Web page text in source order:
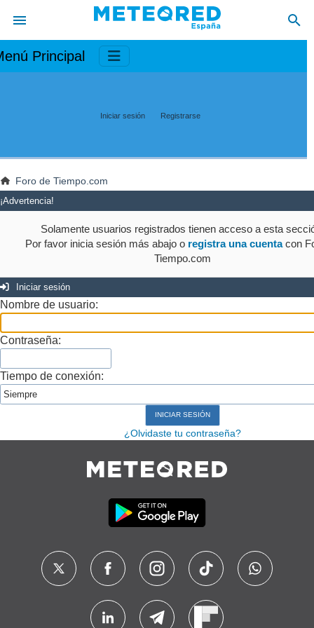
Principal
Iniciar sesión Registrarse
Foro de Tiempo.com
¡Advertencia!
Solamente usuarios registrados tienen acceso a esta
Por favor inicia sesión más abajo o registra una cuentacon
Tiempo.com
Iniciar sesión
Nombre de usuario:
Contraseña:
Tiempo de conexión:
¿Olvidaste tu contraseña?